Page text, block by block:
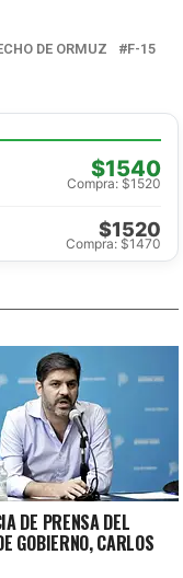
DE ORMUZ
F-15
$1540
Compra: $1520
$1520
Compra: $1470
DE PRENSA DEL
GOBIERNO, CARLOS